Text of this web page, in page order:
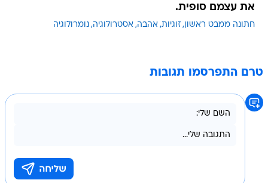
את עצמם סופית.
חתונה ממבט ראשון זוגיות אהבה אסטרולוגיה נומרולוגיה
טרם התפרסמו תגובות